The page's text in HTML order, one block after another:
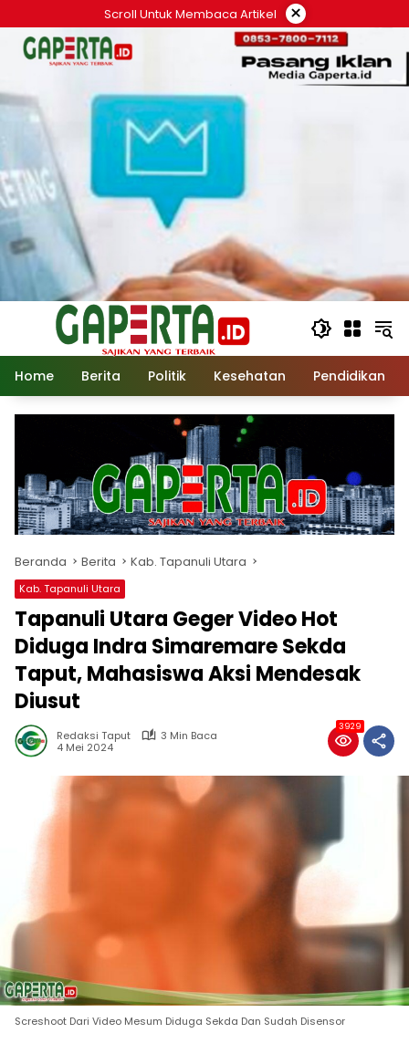
ke
konten
Scroll Untuk Membaca Artikel ×
Home Berita Politik Kesehatan Pendidikan
Beranda Berita Kab. Tapanuli Utara
Kab. Tapanuli Utara
Tapanuli Utara Geger Video Hot
Diduga Indra Simaremare Sekda
Taput, Mahasiswa Aksi Mendesak
Diusut
Redaksi Taput
3 Min Baca
4 Mei 2024
3929
Screshoot Dari Video Mesum Diduga Sekda Dan Sudah Disensor